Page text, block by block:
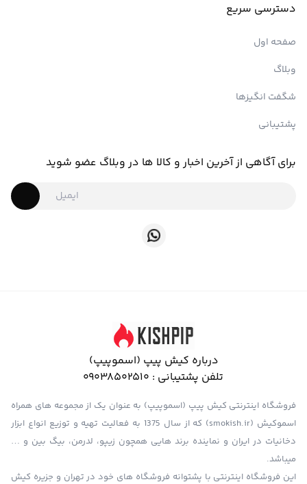
دسترسی سریع
صفحه اول
وبلاگ
شگفت انگیزها
پشتیبانی
برای آگاهی از آخرین اخبار و کالا ها در وبلاگ عضو شوید
درباره کیش پیپ (اسموپیپ)
تلفن پشتیبانی : 09038502510
فروشگاه اینترنتی کیش پیپ (اسموپیپ) به عنوان یک از مجموعه های همراه
اسموکیش (smokish.ir) که از سال 1375 به فعالیت تهیه و توزیع انواع ابزار
دخانیات در ایران و نماینده برند هایی همچون زیپو، لدرمن، بیگ بین و …
میباشد.
این فروشگاه اینترنتی با پشتوانه فروشگاه های خود در تهران و جزیره کیش